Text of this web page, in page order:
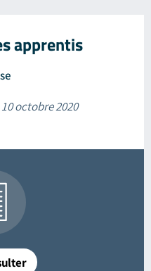
apprentis
octobre 2020